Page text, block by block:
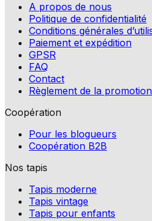
A propos de nous
Politique de confidentialité
Conditions générales
Paiement et expédition
GPSR
FAQ
Contact
Règlement de la promotion
Coopération
Pour les blogueurs
Coopération B2B
Nos tapis
Tapis moderne
Tapis vintage
Tapis pour enfants